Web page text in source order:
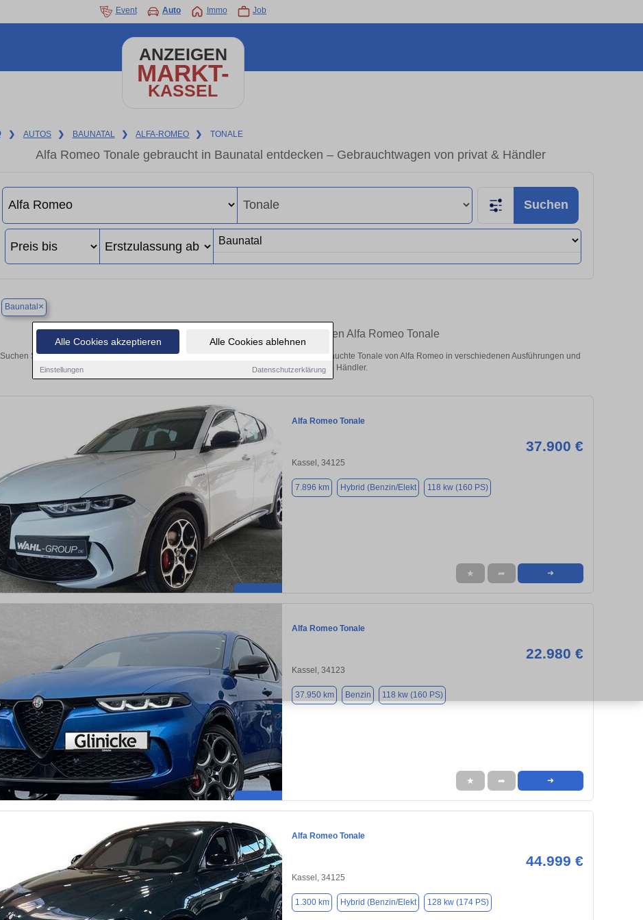
Alle Cookies akzeptieren Alle Cookies ablehnen
Einstellungen Datenschutzerklärung
Event Auto Immo Job
ANZEIGEN
MARKT-
KASSEL
❯ AUTOS ❯ BAUNATAL ❯ ALFA-ROMEO ❯ TONALE
Alfa Romeo Tonale gebraucht in Baunatal entdecken – Gebrauchtwagen von privat & Händler
Suchen
Baunatal ×
Finden Sie in Baunatal Ihren gebrauchten Alfa Romeo Tonale
Suchen Sie in Baunatal einen Alfa Romeo Tonale Gebrauchtwagen? Entdecken Sie gebrauchte Tonale von Alfa Romeo in verschiedenen Ausführungen und
Preisklassen von privat und vom Händler.
Alfa Romeo Tonale
37.900 €
Kassel, 34125
7.896 km Hybrid (Benzin/Elekt 118 kw (160 PS)
★ ➦ ➜
Alfa Romeo Tonale
22.980 €
Kassel, 34123
37.950 km Benzin 118 kw (160 PS)
★ ➦ ➜
Alfa Romeo Tonale
44.999 €
Kassel, 34125
1.300 km Hybrid (Benzin/Elekt 128 kw (174 PS)